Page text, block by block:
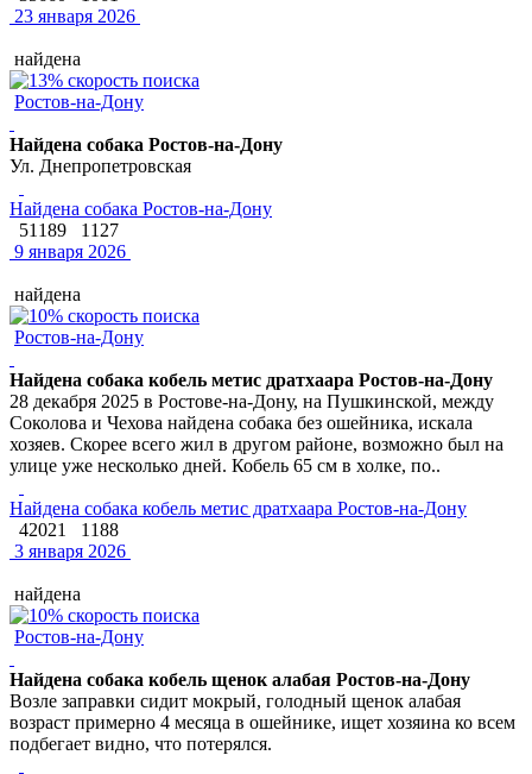
23 января 2026
найдена
Ростов-на-Дону
Найдена собака Ростов-на-Дону
Ул. Днепропетровская
Найдена собака Ростов-на-Дону
51189
1127
9 января 2026
найдена
Ростов-на-Дону
Найдена собака кобель метис дратхаара Ростов-на-Дону
28 декабря 2025 в Ростове-на-Дону, на Пушкинской, между
Соколова и Чехова найдена собака без ошейника, искала
хозяев. Скорее всего жил в другом районе, возможно был на
улице уже несколько дней. Кобель 65 см в холке, по..
Найдена собака кобель метис дратхаара Ростов-на-Дону
42021
1188
3 января 2026
найдена
Ростов-на-Дону
Найдена собака кобель щенок алабая Ростов-на-Дону
Возле заправки сидит мокрый, голодный щенок алабая
возраст примерно 4 месяца в ошейнике, ищет хозяина ко всем
подбегает видно, что потерялся.